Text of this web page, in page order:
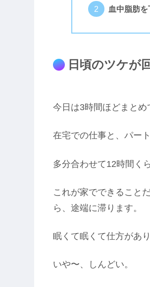
血中脂肪
日頃のツケが
今日は3時間ほどまとめ
在宅での仕事と、パー
多分合わせて12時間く
これが家でできること
ら、途端に滞ります。
眠くて眠くて仕方があり
いや〜、しんどい。